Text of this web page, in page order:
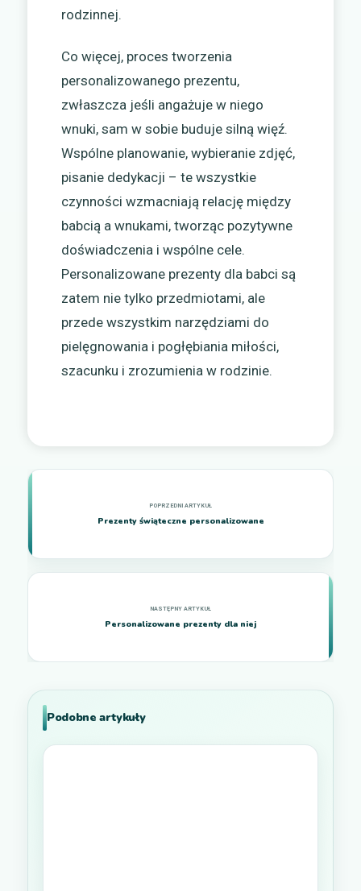
rodzinnej.
Co więcej, proces tworzenia
personalizowanego prezentu,
zwłaszcza jeśli angażuje w niego
wnuki, sam w sobie buduje silną więź.
Wspólne planowanie, wybieranie zdjęć,
pisanie dedykacji – te wszystkie
czynności wzmacniają relację między
babcią a wnukami, tworząc pozytywne
doświadczenia i wspólne cele.
Personalizowane prezenty dla babci są
zatem nie tylko przedmiotami, ale
przede wszystkim narzędziami do
pielęgnowania i pogłębiania miłości,
szacunku i zrozumienia w rodzinie.
Prezenty świąteczne personalizowane
Personalizowane prezenty dla niej
Podobne artykuły